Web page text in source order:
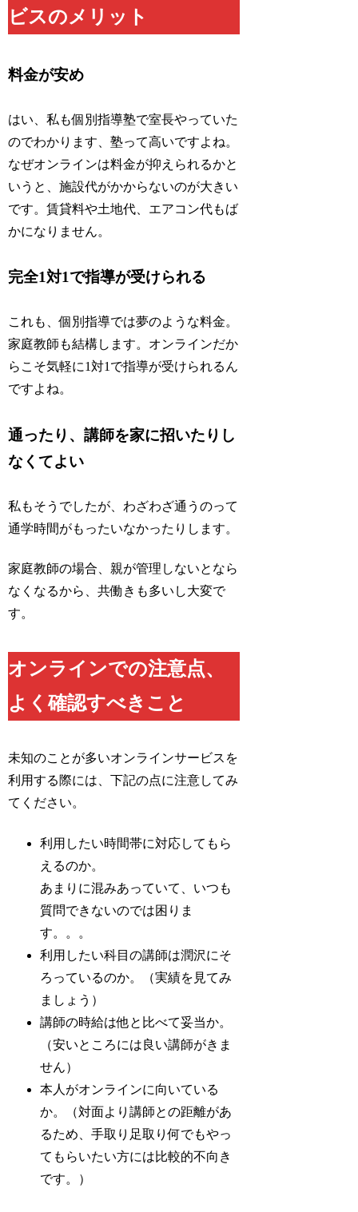
ビスのメリット
料金が安め
はい、私も個別指導塾で室長やっていた
のでわかります、塾って高いですよね。
なぜオンラインは料金が抑えられるかと
いうと、施設代がかからないのが大きい
です。賃貸料や土地代、エアコン代もば
かになりません。
完全1対1で指導が受けられる
これも、個別指導では夢のような料金。
家庭教師も結構します。オンラインだか
らこそ気軽に1対1で指導が受けられるん
ですよね。
通ったり、講師を家に招いたりし
なくてよい
私もそうでしたが、わざわざ通うのって
通学時間がもったいなかったりします。
家庭教師の場合、親が管理しないとなら
なくなるから、共働きも多いし大変で
す。
オンラインでの注意点、
よく確認すべきこと
未知のことが多いオンラインサービスを
利用する際には、下記の点に注意してみ
てください。
利用したい時間帯に対応してもら
えるのか。
あまりに混みあっていて、いつも
質問できないのでは困りま
す。。。
利用したい科目の講師は潤沢にそ
ろっているのか。（実績を見てみ
ましょう）
講師の時給は他と比べて妥当か。
（安いところには良い講師がきま
せん）
本人がオンラインに向いている
か。（対面より講師との距離があ
るため、手取り足取り何でもやっ
てもらいたい方には比較的不向き
です。）